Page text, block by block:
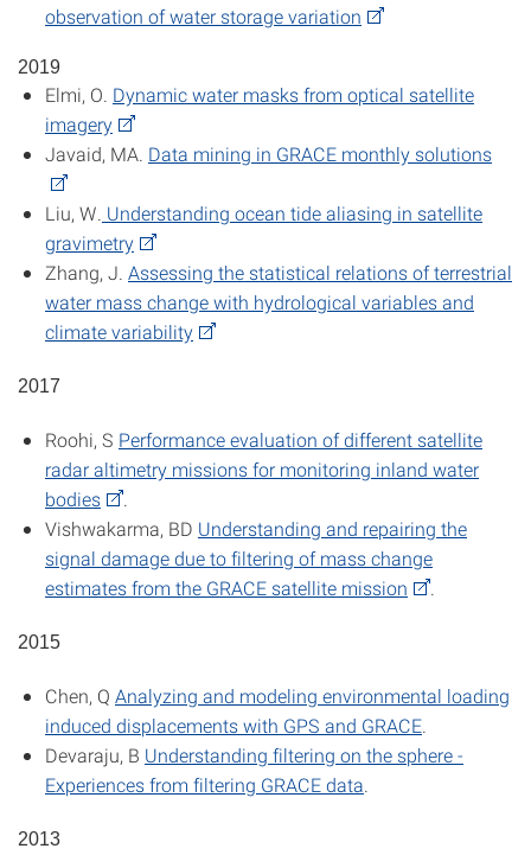
observation of water storage variation
2019
Elmi, O. Dynamic water masks from optical satellite
imagery
Javaid, MA. Data mining in GRACE monthly solutions
Liu, W. Understanding ocean tide aliasing in satellite
gravimetry
Zhang, J. Assessing the statistical relations of terrestrial
water mass change with hydrological variables and
climate variability
2017
Roohi, S Performance evaluation of different satellite
radar altimetry missions for monitoring inland water
bodies
Vishwakarma, BD Understanding and repairing the
signal damage due to filtering of mass change
estimates from the GRACE satellite mission
2015
Chen, Q Analyzing and modeling environmental loading
induced displacements with GPS and GRACE
Devaraju, B Understanding filtering on the sphere -
Experiences from filtering GRACE data
2013